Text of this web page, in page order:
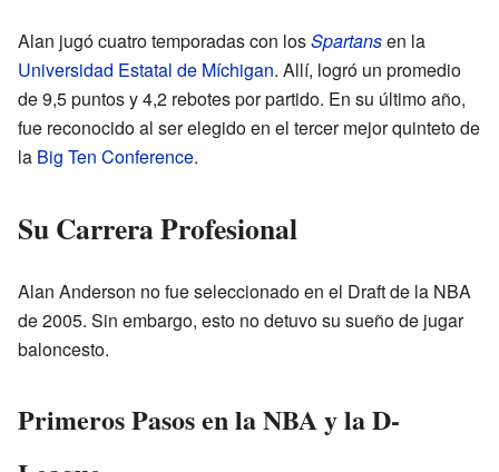
Alan jugó cuatro temporadas con losSpartansen la
Universidad Estatal de Míchigan. Allí, logró un promedio
de 9,5 puntos y 4,2 rebotes por partido. En su último año,
fue reconocido al ser elegido en el tercer mejor quinteto de
la Big Ten Conference.
Su Carrera Profesional
Alan Anderson no fue seleccionado en el Draft de la NBA
de 2005. Sin embargo, esto no detuvo su sueño de jugar
baloncesto.
Primeros Pasos en la NBA y la D-